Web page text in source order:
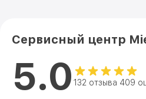
Сервисный центр
5.0 132 отзыва 409